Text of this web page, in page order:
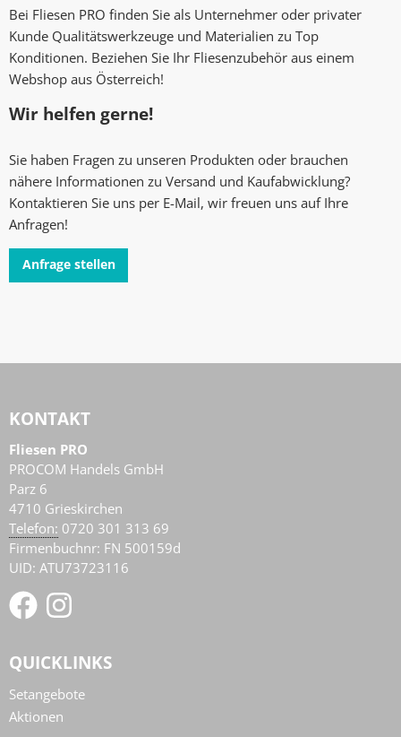
Bei Fliesen PRO finden Sie als Unternehmer oder privater
Kunde Qualitätswerkzeuge und Materialien zu Top
Konditionen. Beziehen Sie Ihr Fliesenzubehör aus einem
Webshop aus Österreich!
Wir helfen gerne!
Sie haben Fragen zu unseren Produkten oder brauchen
nähere Informationen zu Versand und Kaufabwicklung?
Kontaktieren Sie uns per E-Mail, wir freuen uns auf Ihre
Anfragen!
Anfrage stellen
KONTAKT
Fliesen PRO
PROCOM Handels GmbH
Parz 6
4710 Grieskirchen
AT
Telefon: 0720 301 313 69
Firmenbuchnr: FN 500159d
UID: ATU73723116
QUICKLINKS
Setangebote
Aktionen